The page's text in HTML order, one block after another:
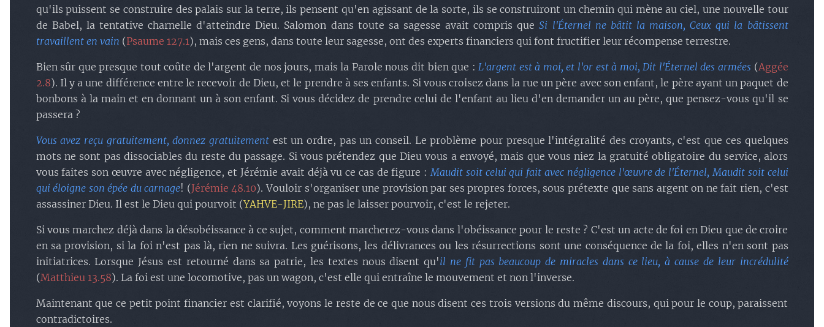
qu'ils puissent se construire des palais sur la terre, ils pensent qu'en agissant de la sorte, ils se construiront un chemin qui mène au ciel, une nouvelle tour
de Babel, la tentative charnelle d'atteindre Dieu. Salomon dans toute sa sagesse avait compris queSi l'Éternel ne bâtit la maison, Ceux qui la bâtissent
travaillent en vain (Psaume 127.1), mais ces gens, dans toute leur sagesse, ont des experts financiers qui font fructifier leur récompense terrestre.
Bien sûr que presque tout coûte de l'argent de nos jours, mais la Parole nous dit bien que :L'argent est à moi, et l'or est à moi, Dit l'Éternel des armées(Aggée
2.8). Il y a une différence entre le recevoir de Dieu, et le prendre à ses enfants. Si vous croisez dans la rue un père avec son enfant, le père ayant un paquet de
bonbons à la main et en donnant un à son enfant. Si vous décidez de prendre celui de l'enfant au lieu d'en demander un au père, que pensez-vous qu'il se
passera ?
Vous avez reçu gratuitement, donnez gratuitement est un ordre, pas un conseil. Le problème pour presque l'intégralité des croyants, c'est que ces quelques
mots ne sont pas dissociables du reste du passage. Si vous prétendez que Dieu vous a envoyé, mais que vous niez la gratuité obligatoire du service, alors
vous faites son œuvre avec négligence, et Jérémie avait déjà vu ce cas de figure :Maudit soit celui qui fait avec négligence l'œuvre de l'Éternel, Maudit soit celui
qui éloigne son épée du carnage! (Jérémie 48.10). Vouloir s'organiser une provision par ses propres forces, sous prétexte que sans argent on ne fait rien, c'est
assassiner Dieu. Il est le Dieu qui pourvoit (YAHVE-JIRE), ne pas le laisser pourvoir, c'est le rejeter.
Si vous marchez déjà dans la désobéissance à ce sujet, comment marcherez-vous dans l'obéissance pour le reste ? C'est un acte de foi en Dieu que de croire
en sa provision, si la foi n'est pas là, rien ne suivra. Les guérisons, les délivrances ou les résurrections sont une conséquence de la foi, elles n'en sont pas
initiatrices. Lorsque Jésus est retourné dans sa patrie, les textes nous disent qu'il ne fit pas beaucoup de miracles dans ce lieu, à cause de leur incrédulité
(Matthieu 13.58). La foi est une locomotive, pas un wagon, c'est elle qui entraîne le mouvement et non l'inverse.
Maintenant que ce petit point financier est clarifié, voyons le reste de ce que nous disent ces trois versions du même discours, qui pour le coup, paraissent
contradictoires.